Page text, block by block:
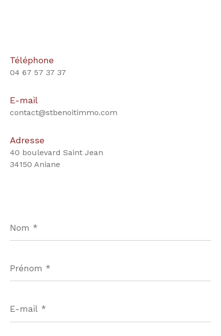
Téléphone
04 67 57 37 37
E-mail
contact@stbenoitimmo.com
Adresse
40 boulevard Saint Jean
34150 Aniane
*
*
mail
*